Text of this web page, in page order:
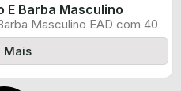
E Barba Masculino
Masculino EAD com 40
Mais